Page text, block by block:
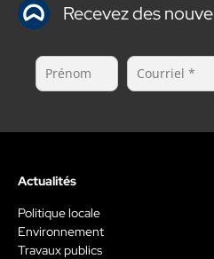
Recevez des
Actualités
Politique locale
Environnement
Travaux publics